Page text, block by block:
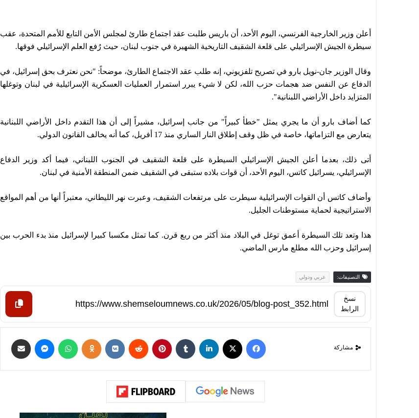
أعلن وزير الخارجية الفرنسي، اليوم الأحد، أن باريس طلبت عقد اجتماع طارئ لمجلس الأمن التابع للأمم المتحدة، عقب
سيطرة الجيش الإسرائيلي على قلعة الشقيف التاريخية الشهيرة في جنوب لبنان، حيث رُفع العلم الإسرائيلي فوقها.
وقال الوزير جان-نويل بارو في تصريح تلفزيوني، إنه طلب عقد الاجتماع الطارئ، موضحاً: "نحن نعترف بحق إسرائيل، في
الدفاع عن النفس ضد هجمات حزب الله، لكن لا شيء يبرر استمرار العمليات العسكرية الإسرائيلية في لبنان وتوغلها
المتزايد داخل الأراضي اللبنانية".
كما أضاف بارو أن ما يجري يمثل "خطأ كبيراً" من جانب إسرائيل، مشيراً إلى أن هذا التقدم داخل الأراضي اللبنانية
يتعارض مع التزاماتها، خاصة في ظل وقف إطلاق النار الساري منذ 17 أفريل، كما أنه يخالف القانون الدولي.
أتى ذلك، بعدما أعلن الجيش الإسرائيلي السيطرة على قلعة الشقيف في الجنوب اللبناني، فيما أكد وزير الدفاع
الإسرائيلي، يسرائيل كاتس، اليوم الأحد، أن قوات بلاده ستبقى في الشقيف ضمن المنطقة الأمنية في لبنان.
وأضاف كاتس أن القوات الإسرائيلية سيطرت على مرتفعات الشقيف، وعبرت نهر الليطاني، معتبراً أنها من أهم المواقع
الاستراتيجية لحماية مستوطنات الجليل.
هذا وتعد تلك السيطرة أعمق توغل في البلاد منذ أكثر من ربع قرن. كما تمثل مكسبا كبيرا لإسرائيل منذ بدء الحرب بين
إسرائيل وحزب الله مطلع مارس الماضي.
التصنيفات: عربي ودولي
نسخ
الرابط
مشاركة